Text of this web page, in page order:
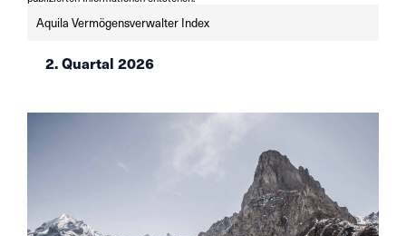
Aquila Vermögensverwalter Index
2. Quartal 2026